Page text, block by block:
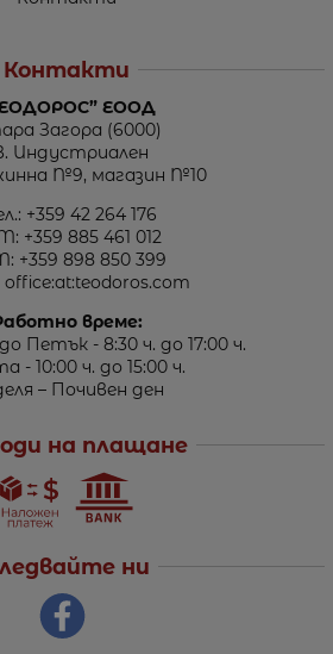
Контакти
ЕООД
Загора (6000)
Индустриален
№9, магазин №10
+359 42 264 176
+359 885 461 012
+359 898 850 399
office:at:teodoros.com
време:
Петък - 8:30 ч. до 17:00 ч.
- 10:00 ч. до 15:00 ч.
– Почивен ден
на плащане
ни